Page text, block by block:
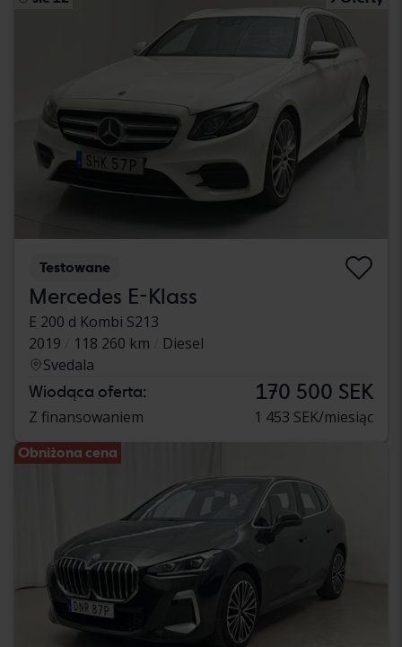
Testowane
Mercedes E-Klass
E 200 d Kombi S213
2019
118 260 km
Diesel
Svedala
Wiodąca oferta: 170 500 SEK
Z finansowaniem 1 453 SEK/miesiąc
Obniżona cena